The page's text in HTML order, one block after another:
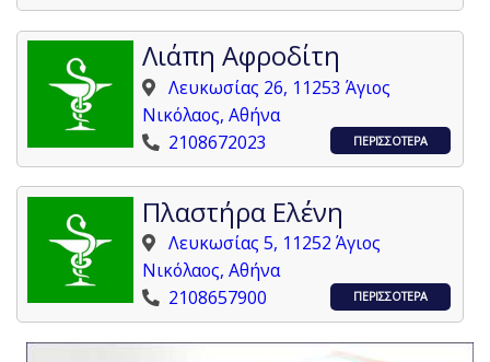
Λιάπη Αφροδίτη
Λευκωσίας 26, 11253 Άγιος
Νικόλαος, Αθήνα
2108672023
ΠΕΡΙΣΣΟΤΕΡΑ
Πλαστήρα Ελένη
Λευκωσίας 5, 11252 Άγιος
Νικόλαος, Αθήνα
2108657900
ΠΕΡΙΣΣΟΤΕΡΑ